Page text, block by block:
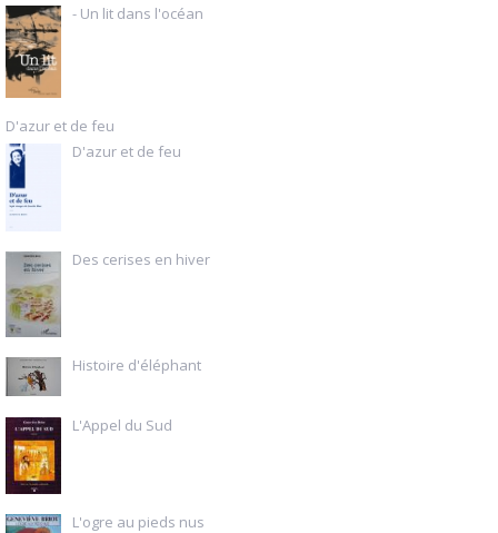
- Un lit dans l'océan
D'azur et de feu
D'azur et de feu
Des cerises en hiver
Histoire d'éléphant
L'Appel du Sud
L'ogre au pieds nus